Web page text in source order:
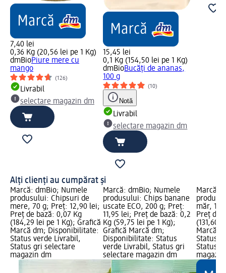
7,40 lei
0,36 Kg (20,56 lei pe 1 Kg)
dmBioPiure mere cu
mango
(126)
Livrabil
selectare magazin dm
15,45 lei
0,1 Kg (154,50 lei pe 1 Kg)
dmBioBucăți de ananas,
100 g
(10)
Notă
Livrabil
selectare magazin dm
Alți clienți au cumpărat și
Marcă: dmBio; Numele
produsului: Chipsuri de
mere, 70 g; Preț: 12,90 lei;
Preț de bază: 0,07 Kg
(184,29 lei pe 1 Kg); Grafică
Marcă dm; Disponibilitate:
Status verde Livrabil,
Status gri selectare
magazin dm
Marcă: dmBio; Numele
produsului: Chips banane
uscate ECO, 200 g; Preț:
11,95 lei; Preț de bază: 0,2
Kg (59,75 lei pe 1 Kg);
Grafică Marcă dm;
Disponibilitate: Status
verde Livrabil, Status gri
selectare magazin dm
Marcă:
măr,
Preț de
(131,60
Marcă
Status
Status